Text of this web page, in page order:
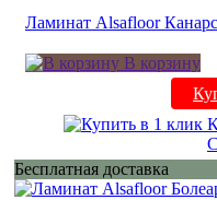
Ламинат Alsafloor
В корзину
Бесплатная доставка